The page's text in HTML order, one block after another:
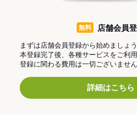
無料 店舗会員
まずは店舗会員登録から始めましょう
本登録完了後、各種サービスをご利
登録に関わる費用は一切ございません
詳細はこちら